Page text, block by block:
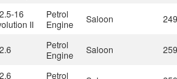
16
II
Petrol
Engine
Saloon
Petrol
Engine
Saloon
Petrol